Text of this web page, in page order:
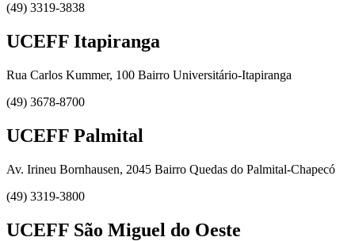
(49) 3319-3838
UCEFF Itapiranga
Rua Carlos Kummer, 100 Bairro Universitário-Itapiranga
(49) 3678-8700
UCEFF Palmital
Av. Irineu Bornhausen, 2045 Bairro Quedas do Palmital-Chapecó
(49) 3319-3800
UCEFF São Miguel do Oeste